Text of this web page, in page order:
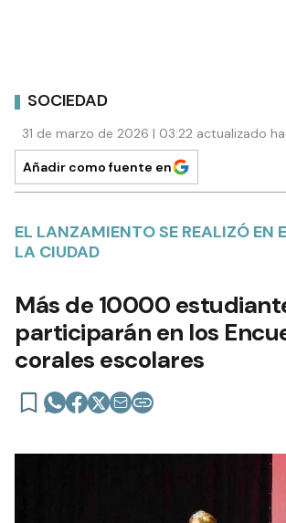
SOCIEDAD
31 de marzo de 2026 | 03:22 actualizado
Añadir como fuente en
EL LANZAMIENTO SE REALIZÓ EN
LA CIUDAD
Más de 10000
participarán en los
corales escolares